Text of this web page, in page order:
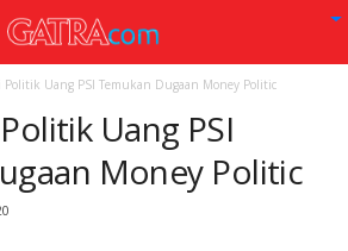
Politik Uang PSI Temukan Dugaan Money Politic
Uang PSI
Money Politic